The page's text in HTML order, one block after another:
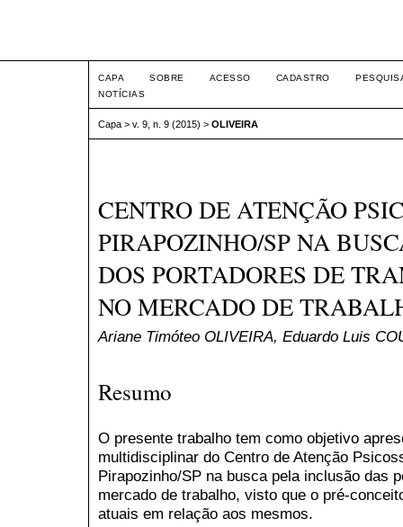
CAPA SOBRE ACESSO CADASTRO
NOTÍCIAS
Capa > v. 9, n. 9 (2015) > OLIVEIRA
CENTRO DE ATENÇÃO
PIRAPOZINHO/SP NA
DOS PORTADORES DE
NO MERCADO DE
Ariane Timóteo OLIVEIRA, Eduardo Luis
Resumo
O presente trabalho tem como objetivo
multidisciplinar do Centro de Atenção
Pirapozinho/SP na busca pela inclusão das
mercado de trabalho, visto que o pré-
atuais em relação aos mesmos.